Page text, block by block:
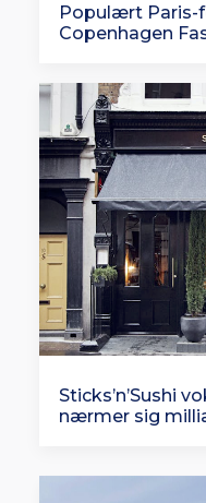
Populært Paris-
Copenhagen
Sticks’n’Sushi
nærmer sig